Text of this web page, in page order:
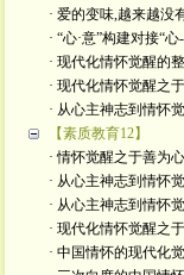
· 爱的变味,越来越没
· “心·意”构建对接“
· 现代化情怀觉醒的
· 现代化情怀觉醒之
· 从心主神志到情怀
【素质教育12】
· 情怀觉醒之于善为
· 从心主神志到情怀
· 从心主神志到情怀
· 现代化情怀觉醒之
· 中国情怀的现代化